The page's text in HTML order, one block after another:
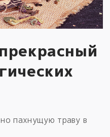
пахнущую траву в